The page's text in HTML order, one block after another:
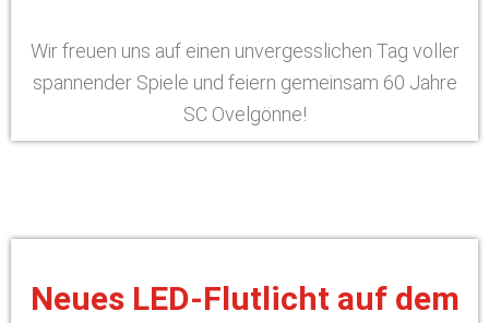
Wir freuen uns auf einen unvergesslichen Tag voller
spannender Spiele und feiern gemeinsam 60 Jahre
SC Ovelgönne!
Neues LED-Flutlicht auf dem